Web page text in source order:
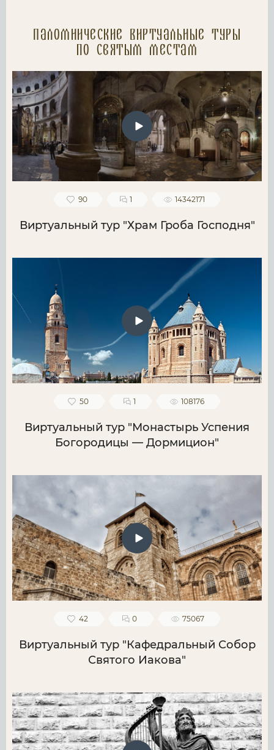
Паломнические Виртуальные туры
по святым местам
90 1 14342171
Виртуальный тур "Храм Гроба Господня"
50 1 108176
Виртуальный тур "Монастырь Успения
Богородицы — Дормицион"
42 0 75067
Виртуальный тур "Кафедральный Собор
Святого Иакова"